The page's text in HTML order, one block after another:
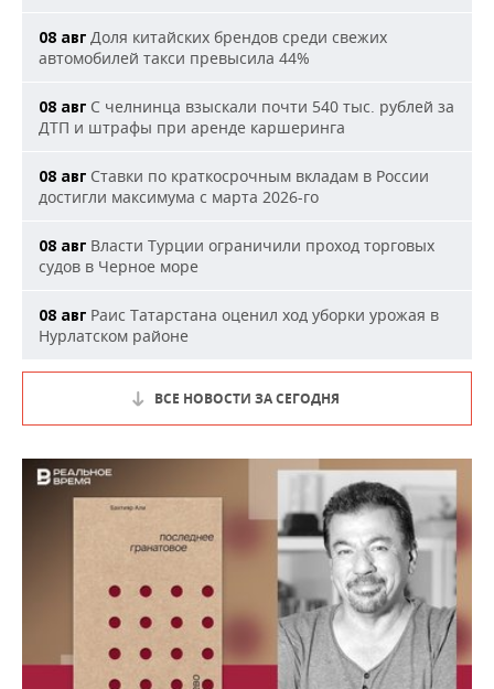
08 авг Доля китайских брендов среди свежих
автомобилей такси превысила 44%
08 авг С челнинца взыскали почти 540 тыс. рублей за
ДТП и штрафы при аренде каршеринга
08 авг Ставки по краткосрочным вкладам в России
достигли максимума с марта 2026-го
08 авг Власти Турции ограничили проход торговых
судов в Черное море
08 авг Раис Татарстана оценил ход уборки урожая в
Нурлатском районе
ВСЕ НОВОСТИ ЗА СЕГОДНЯ